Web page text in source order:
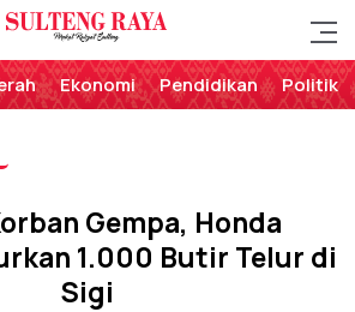
Sulteng Raya
Perekat Rakyat Sulteng
Ekonomi Pendidikan Politik
Gempa, Honda
1.000 Butir Telur di
Sigi